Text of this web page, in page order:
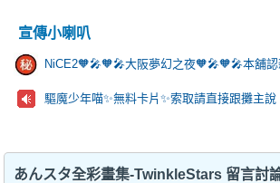
宣傳小喇叭
NiCE2🧡🎤🧡🎤大阪夢幻之夜🧡🎤🧡🎤本舖
驅魔少年喵✨️無料卡片✨️索取請直接跟攤主說
あんスタ全彩畫集-TwinkleStars 留言討